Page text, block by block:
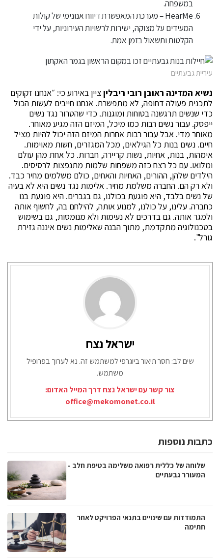
במשפחה.
‏HearMe – מערכת המאפשרת דיווח אנונימי של קולות
המעידים על מצוקה, ישירות לרשויות העירוניות, על ידי
הקלטות ותשאול בזמן אמת.
עיריית גבעתיים
נשיא המדינה ראובן רובי ריבליןציין באירוע כי: ״אנחנו זקוקים
לתכנית פעולה דחופה, לא מתפשרת. אנחנו חייבים לעשות הכול
כדי שנשים תרגשנה בטוחות ומוגנות. כדי שהטרור נגד נשים
ייפסק. עבור נשים רבות כמו מיכל, המיזם הזה מגיע מאוחר.
מאוחר מדי. אבל עבור רבות אחרות המיזם הזה יכול להיות מציל
חיים. נשים בנות כל הגילאים, מכל המגזרים, חשות מאוימות.
אימהות, בנות, אחיות, נשות קריירה, חברות. כל אחת מהן עולם
ומלואו. עם כל רצח כזה משפחות שלמות מתנפצות לרסיסים.
הילדים שלהן, ההורים, האחיות והאחים, כולם משלמים מחיר כבד.
ולא רק הם. החברה משלמת מחיר. אלימות נגד נשים היא לא בעיה
של נשים בלבד, היא פוגעת בכולנו, גם בגברים. היא פוגעת בנו
כחברה. עלינו, על כולנו, למנוע אותה, להילחם בה, לחשוף אותה
ולמגר אותה. גם בדרכים לא נעימות ולא מנומסות, גם בשימוש
בטכנולוגיה מתקדמת, מתוך הבנה שאלימות נשים איננה גזירת
גורל".
ישראל נצח
שים לב: חסר תיאור ביוגרפי למשתמש זה. נא לערוך בפרופיל
משתמש.
צור קשר עם ישראל נצח דרך המייל האדום:
office@mekomonet.co.il
כתבות נוספות
שלוחה של כללית רפואה משלימה בטיפת חלב -
המעורר גבעתיים
התמודדות עם שינויים בתנאי הפרויקט לאחר
חתימה